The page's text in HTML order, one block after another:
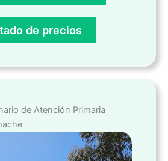
de precios
de Atención Primaria